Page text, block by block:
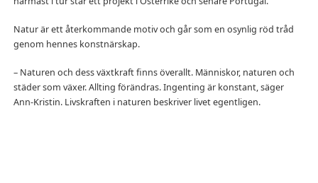
Natur är ett återkommande motiv och går som en osynlig röd tråd
genom hennes konstnärskap.
– Naturen och dess växtkraft finns överallt. Människor, naturen och
städer som växer. Allting förändras. Ingenting är konstant, säger
Ann-Kristin. Livskraften i naturen beskriver livet egentligen.